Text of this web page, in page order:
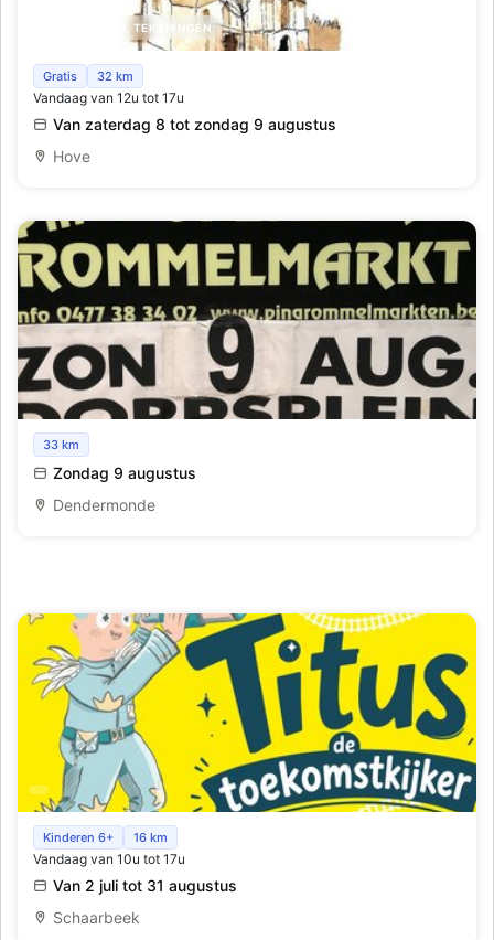
SCHILDERIJEN, TEKENINGEN
Kunst in de kerk
Gratis 32 km
Vandaag van 12u tot 17u
Van zaterdag 8 tot zondag 9 augustus
Hove
Pina's Jaarlijkse Openluchtrommelmarkten Baasrode (
Dendermonde )
33 km
Zondag 9 augustus
Dendermonde
Schatten van Vlieg! Titus de Toekomstkijker
Kinderen 6+ 16 km
Vandaag van 10u tot 17u
Van 2 juli tot 31 augustus
Schaarbeek